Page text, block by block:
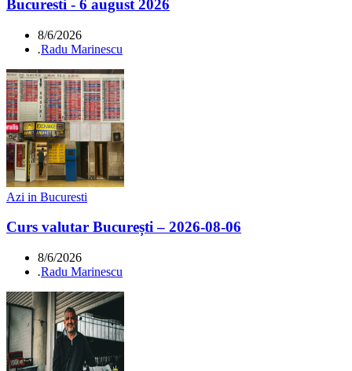
Bucuresti - 6 august 2026
8/6/2026
.Radu Marinescu
Azi in Bucuresti
Curs valutar București – 2026-08-06
8/6/2026
.Radu Marinescu